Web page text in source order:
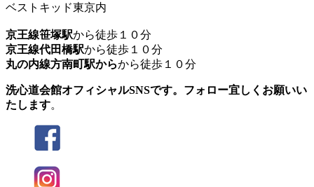
ベストキッド東京内
京王線笹塚駅から徒歩１０分
京王線代田橋駅から徒歩１０分
丸の内線方南町駅からから徒歩１０分
洗心道会館オフィシャルSNSです。フォロー宜しくお願いい
たします。